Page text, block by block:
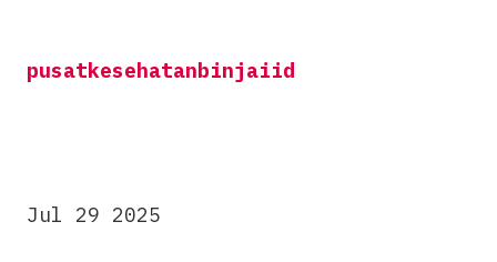
contentpusatkesehatanbinjaiid
Jul 29 2025